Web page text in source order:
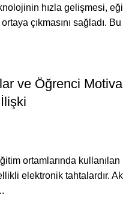
hızla gelişmesi,
çıkmasını sağladı.
ve Öğrenci
ortamlarında
elektronik tahtalardır.